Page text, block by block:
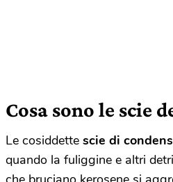
Cosa sono le scie
Le cosiddette scie di
quando la fuliggine e altri